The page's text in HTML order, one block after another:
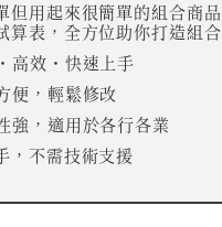
但用起來很簡單的組合商
算表，全方位助你打造組
高效・快速上手
便，輕鬆修改
強，適用於各行各業
，不需技術支援